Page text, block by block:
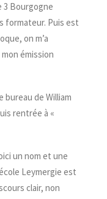
3 Bourgogne
formateur. Puis est
on m’a
émission
bureau de William
rentrée à «
un nom et une
Leymergie est
clair, non